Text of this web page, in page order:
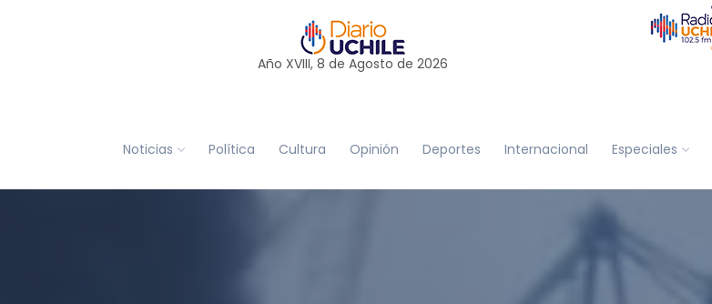
Año XVIII, 8 de Agosto de 2026
Noticias Política Cultura Opinión Deportes Internacional Especiales